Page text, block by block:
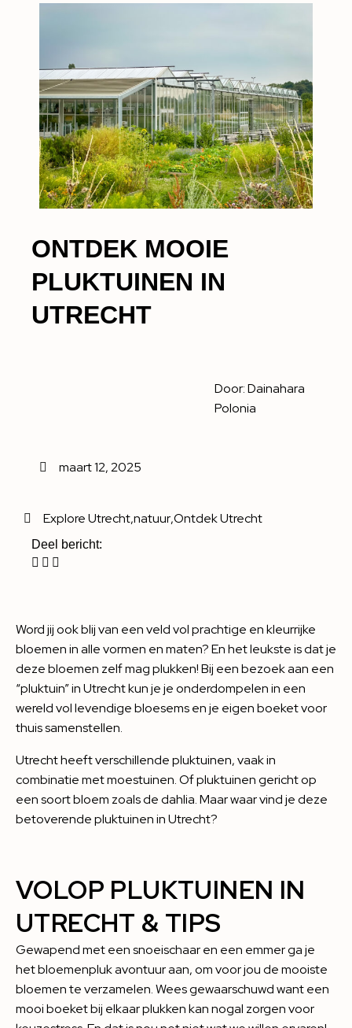
ONTDEK MOOIE
PLUKTUINEN IN
UTRECHT
Door:Dainahara
Polonia
maart 12, 2025
Explore Utrecht,natuur,Ontdek Utrecht
Deel bericht:
Word jij ook blij van een veld vol prachtige en kleurrijke
bloemen in alle vormen en maten? En het leukste is dat je
deze bloemen zelf mag plukken! Bij een bezoek aan een
“pluktuin” in Utrecht kun je je onderdompelen in een
wereld vol levendige bloesems en je eigen boeket voor
thuis samenstellen.
Utrecht heeft verschillende pluktuinen, vaak in
combinatie met moestuinen. Of pluktuinen gericht op
een soort bloem zoals de dahlia. Maar waar vind je deze
betoverende pluktuinen in Utrecht?
VOLOP PLUKTUINEN IN
UTRECHT & TIPS
Gewapend met een snoeischaar en een emmer ga je
het bloemenpluk avontuur aan, om voor jou de mooiste
bloemen te verzamelen. Wees gewaarschuwd want een
mooi boeket bij elkaar plukken kan nogal zorgen voor